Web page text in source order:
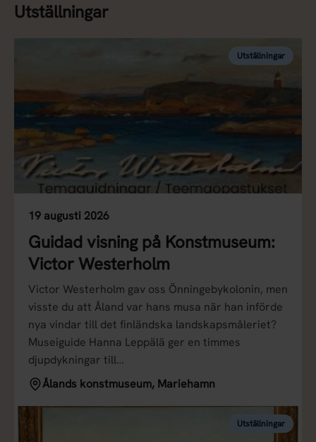
Utställningar
Utställningar
19 augusti 2026
Guidad visning på Konstmuseum:
Victor Westerholm
Victor Westerholm gav oss Önningebykolonin, men
visste du att Åland var hans musa när han införde
nya vindar till det finländska landskapsmåleriet?
Museiguide Hanna Leppälä ger en timmes
djupdykningar till…
Ålands konstmuseum, Mariehamn
Utställningar